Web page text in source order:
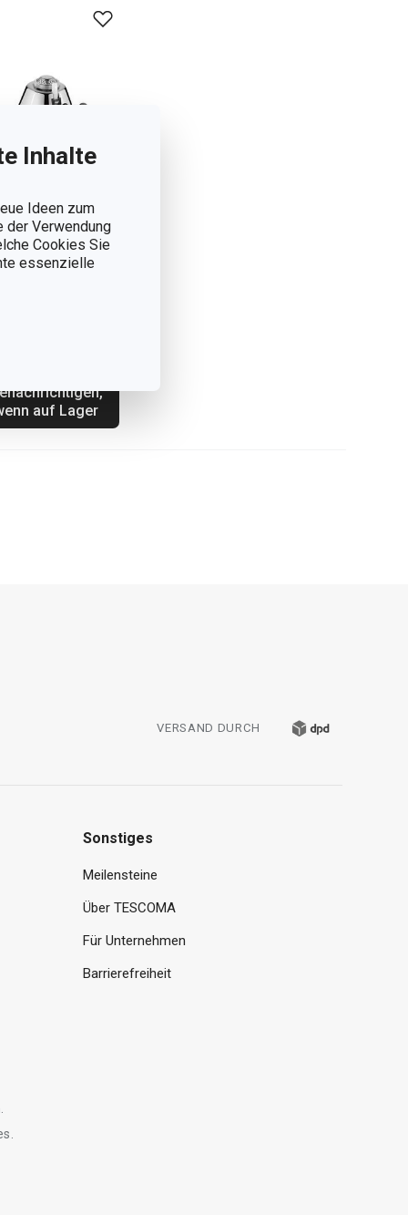
Inhalte
Ideen zum
der Verwendung
Cookies Sie
essenzielle
SIESTA
auf Lager
VERSAND DURCH
Sonstiges
Meilensteine
Über TESCOMA
Für Unternehmen
Barrierefreiheit